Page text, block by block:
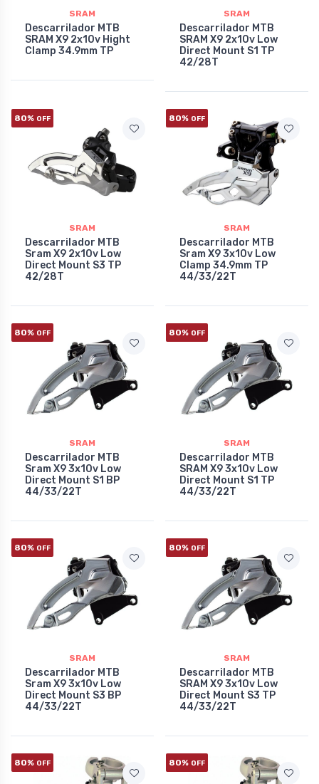
SRAM
Descarrilador MTB
SRAM X9 2x10v Hight
Clamp 34.9mm TP
SRAM
Descarrilador MTB
SRAM X9 2x10v Low
Direct Mount S1 TP
42/28T
80% OFF
SRAM
Descarrilador MTB
Sram X9 2x10v Low
Direct Mount S3 TP
42/28T
80% OFF
SRAM
Descarrilador MTB
Sram X9 3x10v Low
Clamp 34.9mm TP
44/33/22T
80% OFF
SRAM
Descarrilador MTB
Sram X9 3x10v Low
Direct Mount S1 BP
44/33/22T
80% OFF
SRAM
Descarrilador MTB
SRAM X9 3x10v Low
Direct Mount S1 TP
44/33/22T
80% OFF
SRAM
Descarrilador MTB
Sram X9 3x10v Low
Direct Mount S3 BP
44/33/22T
80% OFF
SRAM
Descarrilador MTB
SRAM X9 3x10v Low
Direct Mount S3 TP
44/33/22T
80% OFF 80% OFF